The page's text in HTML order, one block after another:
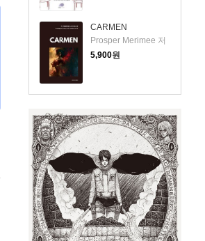
CARMEN
Prosper Merimee 저
5,900원